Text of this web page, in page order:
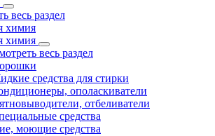
весь раздел
химия
химия
весь раздел
средства для стирки
ополаскиватели
отбеливатели
средства
моющие средства